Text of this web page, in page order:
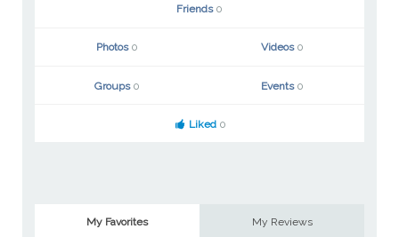
Friends 0
Photos 0 Videos 0
Groups 0 Events 0
Liked 0
My Favorites My Reviews